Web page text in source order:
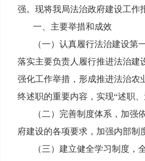
强。现将我局法治政府建设工作
一、主要举措和成效
（一）认真履行法治建设第
落实主要负责人履行推进法治建
强化工作举措，形成推进法治农
终述职的重要内容，实现“述职
（二）完善制度体系，加强
府建设的各项要求，加强内部制
（三）建立健全学习制度，